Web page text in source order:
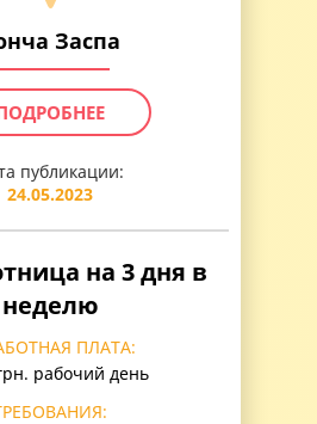
Заспа
публикации:
24.05.2023
на 3 дня в
неделю
ПЛАТА:
рабочий день